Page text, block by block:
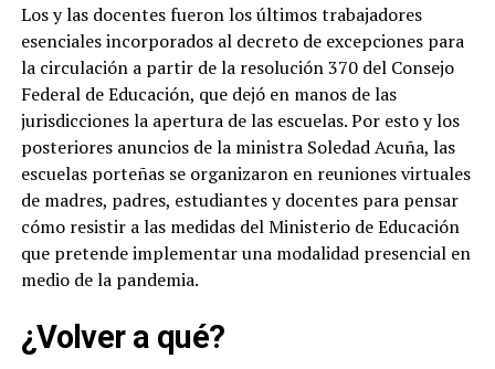
Los y las docentes fueron los últimos trabajadores
esenciales incorporados al decreto de excepciones para
la circulación a partir de la resolución 370 del Consejo
Federal de Educación, que dejó en manos de las
jurisdicciones la apertura de las escuelas. Por esto y los
posteriores anuncios de la ministra Soledad Acuña, las
escuelas porteñas se organizaron en reuniones virtuales
de madres, padres, estudiantes y docentes para pensar
cómo resistir a las medidas del Ministerio de Educación
que pretende implementar una modalidad presencial en
medio de la pandemia.
¿Volver a qué?